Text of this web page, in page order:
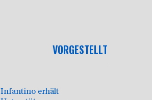
VORGESTELLT
Infantino erhält